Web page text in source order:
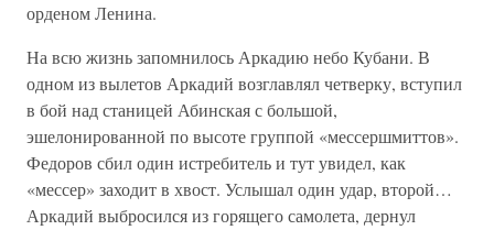
орденом Ленина.
На всю жизнь запомнилось Аркадию небо Кубани. В
одном из вылетов Аркадий возглавлял четверку, вступил
в бой над станицей Абинская с большой,
эшелонированной по высоте группой «мессершмиттов».
Федоров сбил один истребитель и тут увидел, как
«мессер» заходит в хвост. Услышал один удар, второй…
Аркадий выбросился из горящего самолета, дернул